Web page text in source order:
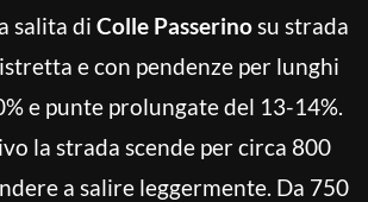
salita di Colle Passerinosu strada
e con pendenze per lunghi
e punte prolungate del 13-14%.
la strada scende per circa 800
a salire leggermente. Da 750